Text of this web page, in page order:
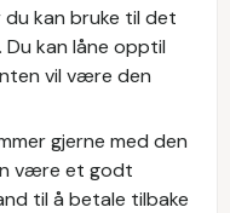
du kan bruke til det
Du kan låne opptil
vil være den
gjerne med den
være et godt
til å betale tilbake